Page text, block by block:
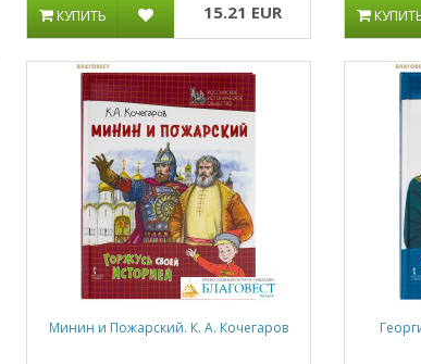
КУПИТЬ 15.21 EUR
Минин и Пожарский. К. А. Кочегаров